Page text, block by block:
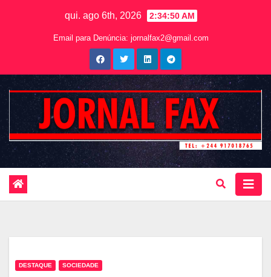
qui. ago 6th, 2026 2:34:51 AM
Email para Denúncia: jornalfax2@gmail.com
DESTAQUE SOCIEDADE